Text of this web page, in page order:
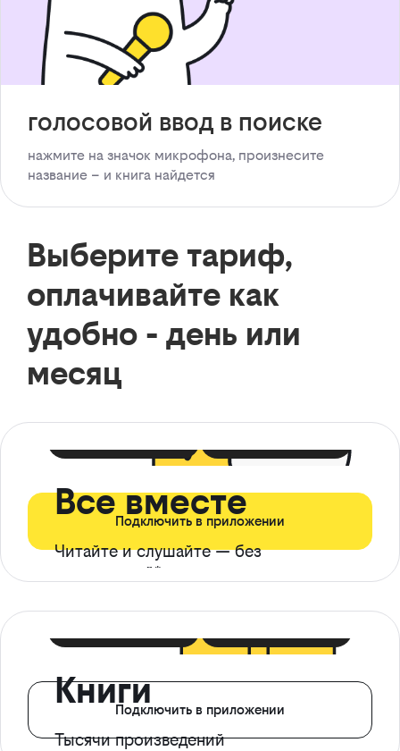
голосовой ввод в поиске
нажмите на значок микрофона, произнесите
название – и книга найдется
Выберите тариф,
оплачивайте как
удобно - день или
месяц
Все вместе
Читайте и слушайте — без
ограничений*
Подключить в приложении
Книги
Тысячи произведений
Подключить в приложении